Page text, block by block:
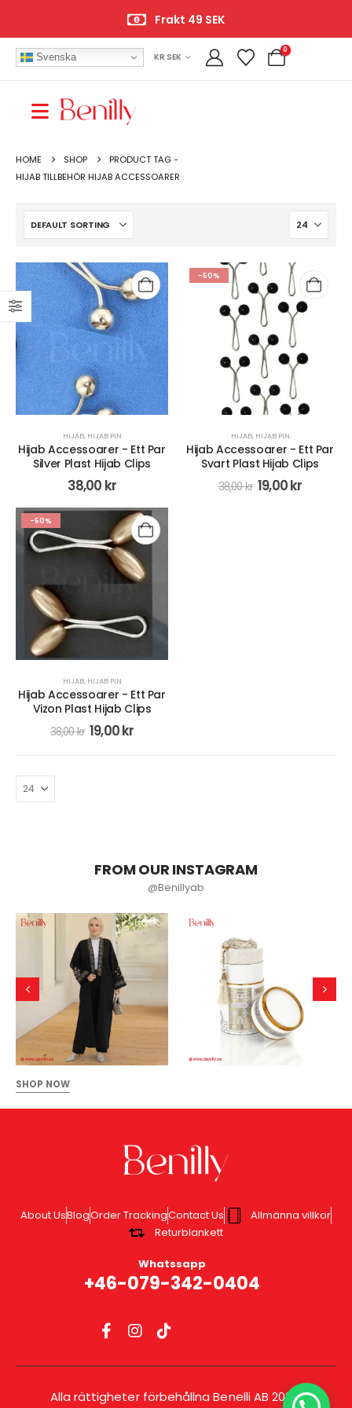
Frakt 49 SEK
Svenska KR SEK
0
HOME SHOP
PRODUCT TAG -
HIJAB TILLBEHÖR HIJAB ACCESSOARER
HIJAB, HIJAB PIN
Hijab Accessoarer - Ett Par
Silver Plast Hijab Clips
38,00 kr
-50%
HIJAB, HIJAB PIN
Hijab Accessoarer - Ett Par
Svart Plast Hijab Clips
38,00kr 19,00kr
-50%
HIJAB, HIJAB PIN
Hijab Accessoarer - Ett Par
Vizon Plast Hijab Clips
38,00kr 19,00kr
FROM OUR INSTAGRAM
@Benillyab
SHOP NOW
About UsBlogOrder TrackingContact Us
Allmänna villkor
Returblankett
Whatssapp
+46-079-342-0404
Alla rättigheter förbehållna Benelli AB 2025.